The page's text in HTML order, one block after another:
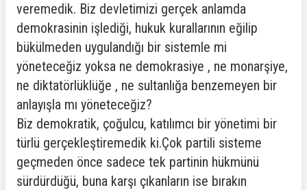
veremedik. Biz devletimizi gerçek anlamda
demokrasinin işlediği, hukuk kurallarının eğilip
bükülmeden uygulandığı bir sistemle mi
yöneteceğiz yoksa ne demokrasiye , ne monarşiye,
ne diktatörlüklüğe , ne sultanlığa benzemeyen bir
anlayışla mı yöneteceğiz?
Biz demokratik, çoğulcu, katılımcı bir yönetimi bir
türlü gerçekleştiremedik ki.Çok partili sisteme
geçmeden önce sadece tek partinin hükmünü
sürdürdüğü, buna karşı çıkanların ise bırakın